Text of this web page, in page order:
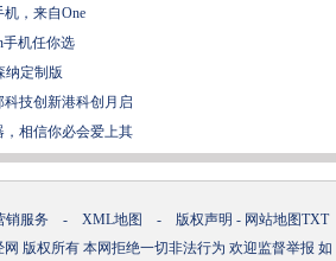
，来自One
手机任你选
纳定制版
技创新港科创月启
相信你必会爱上其
销服务 - XML地图 - 版权声明 - 网站地图TXT
网 版权所有 本网拒绝一切非法行为 欢迎监督举报 如